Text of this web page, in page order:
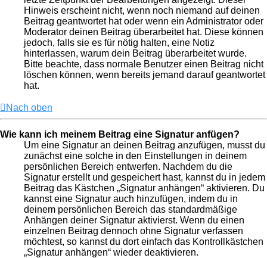
Hinweis erscheint nicht, wenn noch niemand auf deinen
Beitrag geantwortet hat oder wenn ein Administrator oder
Moderator deinen Beitrag überarbeitet hat. Diese können
jedoch, falls sie es für nötig halten, eine Notiz
hinterlassen, warum dein Beitrag überarbeitet wurde.
Bitte beachte, dass normale Benutzer einen Beitrag nicht
löschen können, wenn bereits jemand darauf geantwortet
hat.
Nach oben
Wie kann ich meinem Beitrag eine Signatur anfügen?
Um eine Signatur an deinen Beitrag anzufügen, musst du
zunächst eine solche in den Einstellungen in deinem
persönlichen Bereich entwerfen. Nachdem du die
Signatur erstellt und gespeichert hast, kannst du in jedem
Beitrag das Kästchen „Signatur anhängen“ aktivieren. Du
kannst eine Signatur auch hinzufügen, indem du in
deinem persönlichen Bereich das standardmäßige
Anhängen deiner Signatur aktivierst. Wenn du einen
einzelnen Beitrag dennoch ohne Signatur verfassen
möchtest, so kannst du dort einfach das Kontrollkästchen
„Signatur anhängen“ wieder deaktivieren.